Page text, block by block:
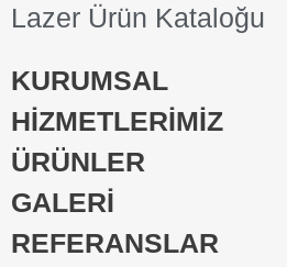
Lazer Ürün Kataloğu
KURUMSAL
HİZMETLERİMİZ
ÜRÜNLER
GALERİ
REFERANSLAR